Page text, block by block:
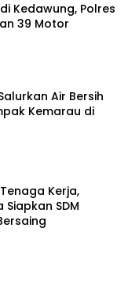
Kedawung, Polres
39 Motor
Air Bersih
Kemarau di
Kerja,
SDM